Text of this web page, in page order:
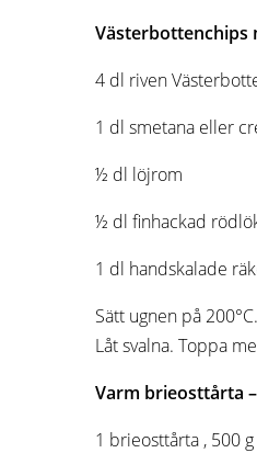
Västerbottenchips
4 dl riven
1 dl smetana eller
½ dl löjrom
½ dl finhackad
1 dl handskalade
Sätt ugnen på
Låt svalna. Toppa
Varm brieosttårta
1 brieosttårta , 500 g